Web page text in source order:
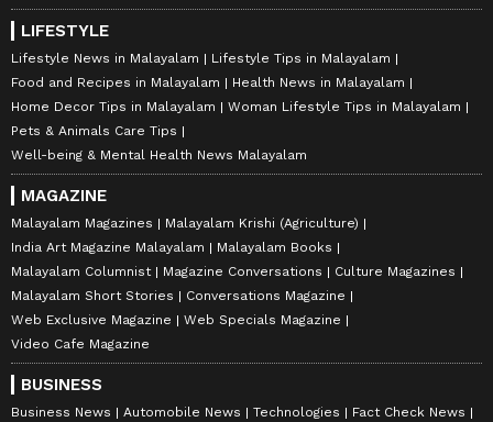
LIFESTYLE
Lifestyle News in Malayalam
Lifestyle Tips in Malayalam
Food and Recipes in Malayalam
Health News in Malayalam
Home Decor Tips in Malayalam
Woman Lifestyle Tips in Malayalam
Pets & Animals Care Tips
Well-being & Mental Health News Malayalam
MAGAZINE
Malayalam Magazines
Malayalam Krishi (Agriculture)
India Art Magazine Malayalam
Malayalam Books
Malayalam Columnist
Magazine Conversations
Culture Magazines
Malayalam Short Stories
Conversations Magazine
Web Exclusive Magazine
Web Specials Magazine
Video Cafe Magazine
BUSINESS
Business News Automobile News Technologies
Fact Check News